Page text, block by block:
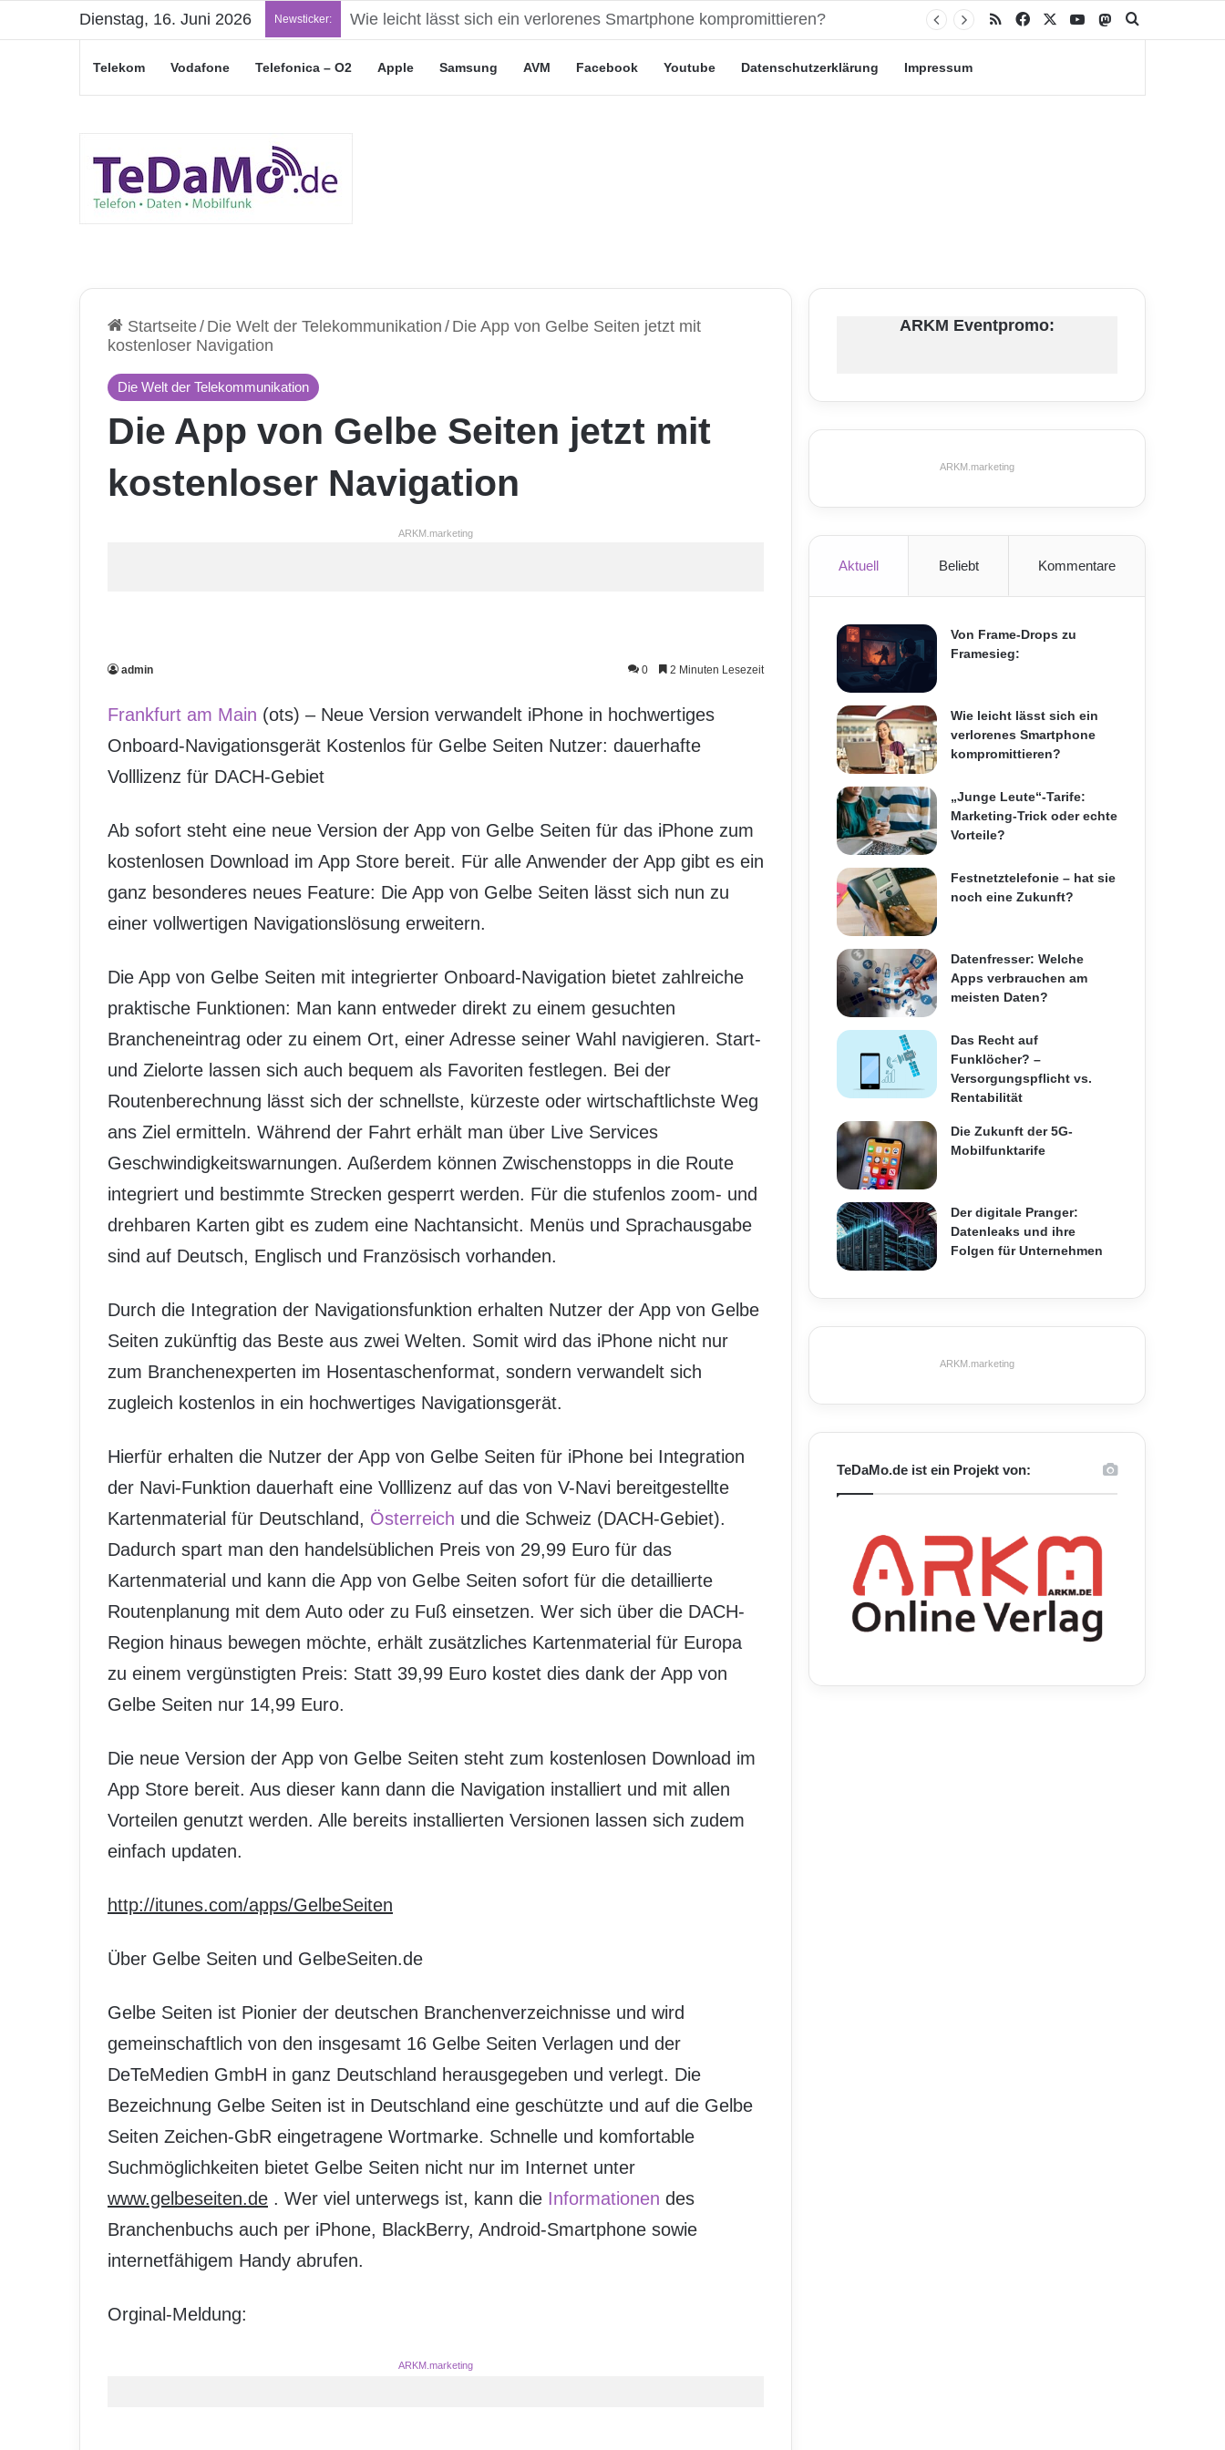
Dienstag, 16. Juni 2026 Newsticker: „Junge Leute“-Tarife: Marketing-Trick oder echte Vorteile? RSS Facebook YouTubeMastodon
Telekom Vodafone Telefonica – O2 Apple Samsung AVM Facebook Youtube Datenschutzerklärung Impressum
Startseite/ Die Welt der Telekommunikation / Die App von Gelbe Seiten jetzt mit
kostenloser Navigation
Die Welt der Telekommunikation
Die App von Gelbe Seiten jetzt mit
kostenloser Navigation
ARKM.marketing
admin 0 2 Minuten Lesezeit
Frankfurt am Main (ots) – Neue Version verwandelt iPhone in hochwertiges
Onboard-Navigationsgerät Kostenlos für Gelbe Seiten Nutzer: dauerhafte
Volllizenz für DACH-Gebiet
Ab sofort steht eine neue Version der App von Gelbe Seiten für das iPhone zum
kostenlosen Download im App Store bereit. Für alle Anwender der App gibt es ein
ganz besonderes neues Feature: Die App von Gelbe Seiten lässt sich nun zu
einer vollwertigen Navigationslösung erweitern.
Die App von Gelbe Seiten mit integrierter Onboard-Navigation bietet zahlreiche
praktische Funktionen: Man kann entweder direkt zu einem gesuchten
Brancheneintrag oder zu einem Ort, einer Adresse seiner Wahl navigieren. Start-
und Zielorte lassen sich auch bequem als Favoriten festlegen. Bei der
Routenberechnung lässt sich der schnellste, kürzeste oder wirtschaftlichste Weg
ans Ziel ermitteln. Während der Fahrt erhält man über Live Services
Geschwindigkeitswarnungen. Außerdem können Zwischenstopps in die Route
integriert und bestimmte Strecken gesperrt werden. Für die stufenlos zoom- und
drehbaren Karten gibt es zudem eine Nachtansicht. Menüs und Sprachausgabe
sind auf Deutsch, Englisch und Französisch vorhanden.
Durch die Integration der Navigationsfunktion erhalten Nutzer der App von Gelbe
Seiten zukünftig das Beste aus zwei Welten. Somit wird das iPhone nicht nur
zum Branchenexperten im Hosentaschenformat, sondern verwandelt sich
zugleich kostenlos in ein hochwertiges Navigationsgerät.
Hierfür erhalten die Nutzer der App von Gelbe Seiten für iPhone bei Integration
der Navi-Funktion dauerhaft eine Volllizenz auf das von V-Navi bereitgestellte
Kartenmaterial für Deutschland, Österreich und die Schweiz (DACH-Gebiet).
Dadurch spart man den handelsüblichen Preis von 29,99 Euro für das
Kartenmaterial und kann die App von Gelbe Seiten sofort für die detaillierte
Routenplanung mit dem Auto oder zu Fuß einsetzen. Wer sich über die DACH-
Region hinaus bewegen möchte, erhält zusätzliches Kartenmaterial für Europa
zu einem vergünstigten Preis: Statt 39,99 Euro kostet dies dank der App von
Gelbe Seiten nur 14,99 Euro.
Die neue Version der App von Gelbe Seiten steht zum kostenlosen Download im
App Store bereit. Aus dieser kann dann die Navigation installiert und mit allen
Vorteilen genutzt werden. Alle bereits installierten Versionen lassen sich zudem
einfach updaten.
http://itunes.com/apps/GelbeSeiten
Über Gelbe Seiten und GelbeSeiten.de
Gelbe Seiten ist Pionier der deutschen Branchenverzeichnisse und wird
gemeinschaftlich von den insgesamt 16 Gelbe Seiten Verlagen und der
DeTeMedien GmbH in ganz Deutschland herausgegeben und verlegt. Die
Bezeichnung Gelbe Seiten ist in Deutschland eine geschützte und auf die Gelbe
Seiten Zeichen-GbR eingetragene Wortmarke. Schnelle und komfortable
Suchmöglichkeiten bietet Gelbe Seiten nicht nur im Internet unter
www.gelbeseiten.de . Wer viel unterwegs ist, kann die Informationen des
Branchenbuchs auch per iPhone, BlackBerry, Android-Smartphone sowie
internetfähigem Handy abrufen.
Orginal-Meldung:
ARKM.marketing
ARKM Eventpromo:
ARKM.marketing
Aktuell Beliebt Kommentare
Von Frame-Drops zu
Framesieg:
Wie leicht lässt sich ein
verlorenes Smartphone
kompromittieren?
„Junge Leute“-Tarife:
Marketing-Trick oder echte
Vorteile?
Festnetztelefonie – hat sie
noch eine Zukunft?
Datenfresser: Welche
Apps verbrauchen am
meisten Daten?
Das Recht auf
Funklöcher? –
Versorgungspflicht vs.
Rentabilität
Die Zukunft der 5G-
Mobilfunktarife
Der digitale Pranger:
Datenleaks und ihre
Folgen für Unternehmen
ARKM.marketing
TeDaMo.de ist ein Projekt von: